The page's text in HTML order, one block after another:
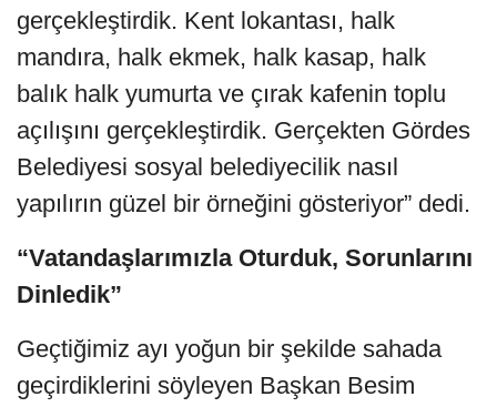
gerçekleştirdik. Kent lokantası, halk
mandıra, halk ekmek, halk kasap, halk
balık halk yumurta ve çırak kafenin toplu
açılışını gerçekleştirdik. Gerçekten Gördes
Belediyesi sosyal belediyecilik nasıl
yapılırın güzel bir örneğini gösteriyor” dedi.
“Vatandaşlarımızla Oturduk, Sorunlarını
Dinledik”
Geçtiğimiz ayı yoğun bir şekilde sahada
geçirdiklerini söyleyen Başkan Besim